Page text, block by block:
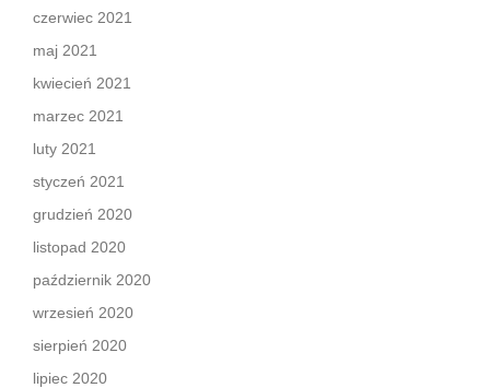
czerwiec 2021
maj 2021
kwiecień 2021
marzec 2021
luty 2021
styczeń 2021
grudzień 2020
listopad 2020
październik 2020
wrzesień 2020
sierpień 2020
lipiec 2020